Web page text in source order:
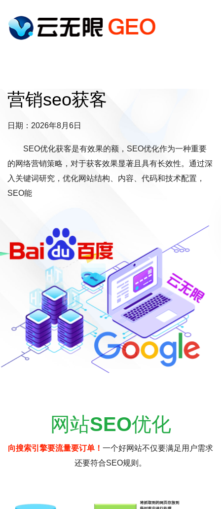
营销seo获客
日期：2026年8月6日
SEO优化获客是有效果的额，SEO优化作为一种重要
的网络营销策略，对于获客效果显著且具有长效性。通过深
入关键词研究，优化网站结构、内容、代码和技术配置，
SEO能
网站SEO优化
向搜索引擎要流量要订单！ 一个好网站不仅要满足用户需求
还要符合SEO规则。